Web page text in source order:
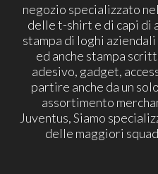
negozio specializzato
delle t-shirt e di capi di
stampa di loghi
ed anche stampa
adesivo, gadget,
partire anche da un
assortimento
Juventus, Siamo
delle maggiori